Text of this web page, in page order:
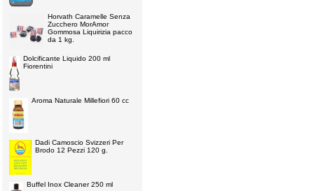
Horvath Caramelle Senza
Zucchero MorAmor
Gommosa Liquirizia pacco
da 1 kg.
Dolcificante Liquido 200 ml
Fiorentini
Aroma Naturale Millefiori 60 cc
Dadi Camoscio Svizzeri Per
Brodo 12 Pezzi 120 g.
Buffel Inox Cleaner 250 ml